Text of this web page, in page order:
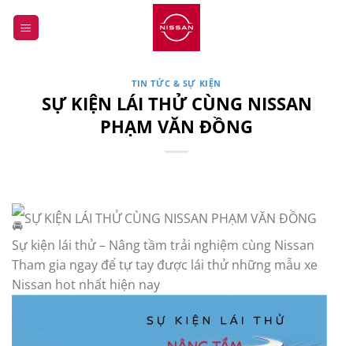
qua
TIN TỨC & SỰ KIỆN
SỰ KIỆN LÁI THỬ CÙNG NISSAN
PHẠM VĂN ĐỒNG
SỰ KIỆN LÁI THỬ CÙNG NISSAN PHẠM VĂN ĐỒNG
Sự kiện lái thử – Nâng tầm trải nghiệm cùng Nissan
Tham gia ngay để tự tay được lái thử những mẫu xe
Nissan hot nhất hiện nay